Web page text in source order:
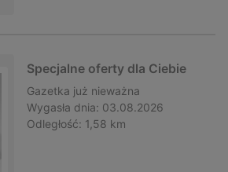
Specjalne oferty dla Ciebie
Gazetka już nieważna
Wygasła dnia: 03.08.2026
Odległość: 1,58 km